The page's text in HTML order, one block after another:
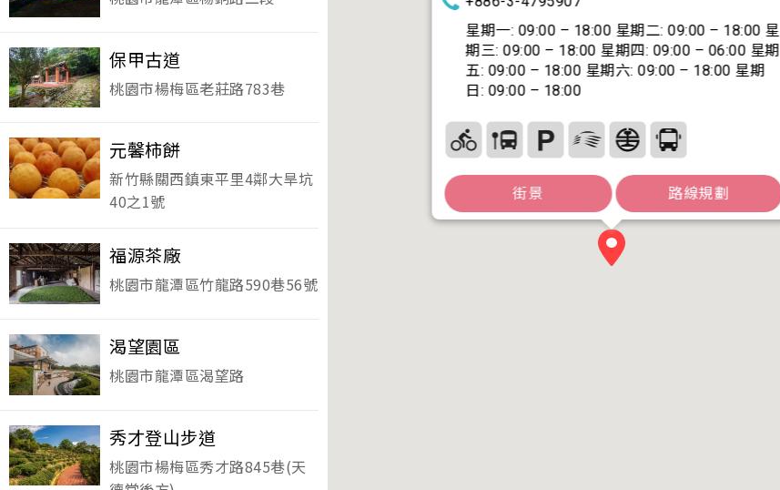
星期一: 09:00 – 18:00 星期二: 09:00 – 18:00 星
期三: 09:00 – 18:00 星期四: 09:00 – 06:00 星期
五: 09:00 – 18:00 星期六: 09:00 – 18:00 星期
日: 09:00 – 18:00
街景 路線規劃
保甲古道
桃園市楊梅區老莊路783巷
元馨柿餅
新竹縣關西鎮東平里4鄰大旱坑
40之1號
福源茶廠
桃園市龍潭區竹龍路590巷56號
渴望園區
桃園市龍潭區渴望路
秀才登山步道
桃園市楊梅區秀才路845巷(天